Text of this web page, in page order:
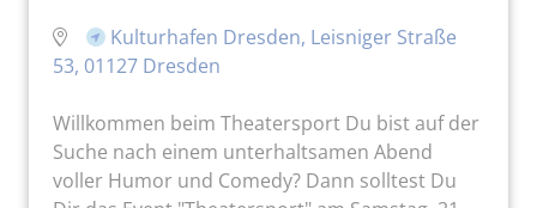
Kulturhafen Dresden, Leisniger Straße
53, 01127 Dresden
Willkommen beim Theatersport Du bist auf der
Suche nach einem unterhaltsamen Abend
voller Humor und Comedy? Dann solltest Du